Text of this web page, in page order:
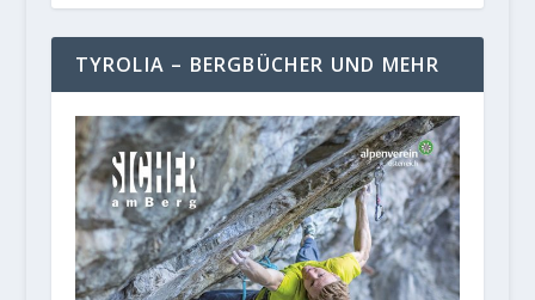
TYROLIA – BERGBÜCHER UND MEHR